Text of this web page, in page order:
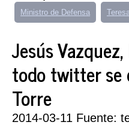
Ministro de Defensa
Jesús
todo twitter se
Torre
2014-03-11 Fuente: